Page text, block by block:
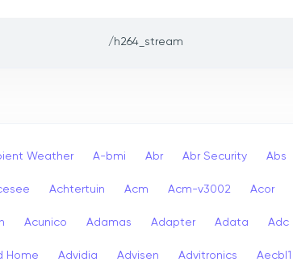
/h264_stream
Weather A-bmi Abr Abr Security Abs
Achtertuin Acm Acm-v3002 Acor
Acunico Adamas Adapter Adata Adc
Home Advidia Advisen Advitronics Aecbl1